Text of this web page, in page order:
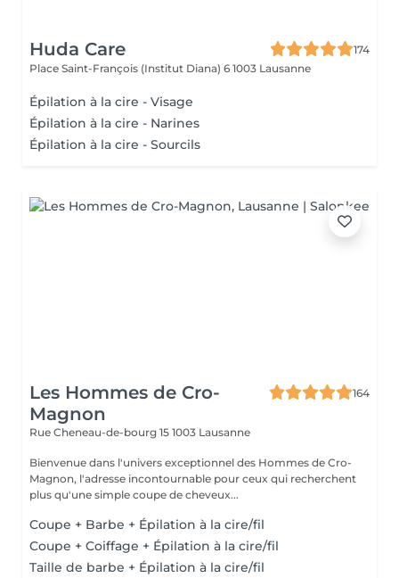
Huda Care
174
Place Saint-François (Institut Diana) 6 1003 Lausanne
Épilation à la cire - Visage
Épilation à la cire - Narines
Épilation à la cire - Sourcils
Les Hommes de Cro-
Magnon
164
Rue Cheneau-de-bourg 15 1003 Lausanne
Bienvenue dans l'univers exceptionnel des Hommes de Cro-
Magnon, l'adresse incontournable pour ceux qui recherchent
plus qu'une simple coupe de cheveux...
Coupe + Barbe + Épilation à la cire/fil
Coupe + Coiffage + Épilation à la cire/fil
Taille de barbe + Épilation à la cire/fil